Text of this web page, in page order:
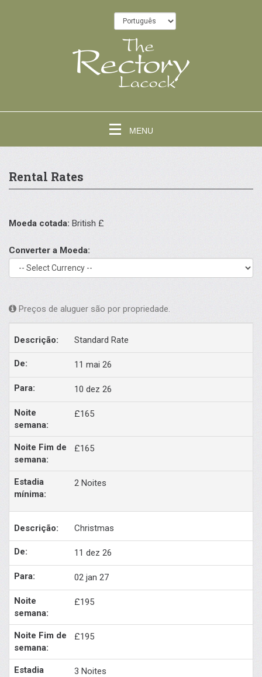
MENU
Rental Rates
Moeda cotada: British £
Converter a Moeda:
Preços de aluguer são por propriedade.
Standard Rate
11 mai 26
10 dez 26
£165
£165
2 Noites
Christmas
11 dez 26
02 jan 27
£195
£195
3 Noites